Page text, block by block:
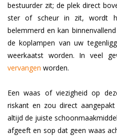
bestuurder zit; de plek direct
ster of scheur in zit, wordt
belemmerd en kan
de koplampen van uw
weerkaatst worden. In veel
vervangen worden.
Een waas of viezigheid op
riskant en zou direct
altijd de juiste
afgeeft en sop dat geen waas